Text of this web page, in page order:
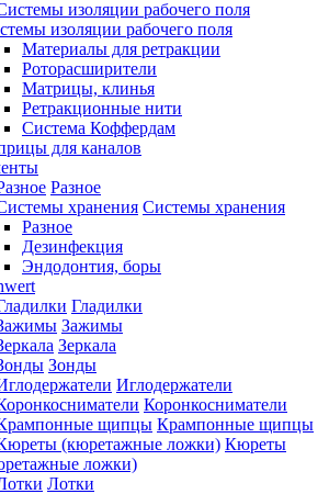
изоляции рабочего поля
Материалы для ретракции
Роторасширители
Матрицы, клинья
Ретракционные нити
Система Коффердам
для каналов
Разное
Системы хранения
Разное
Дезинфекция
Эндодонтия, боры
Гладилки
Зажимы
Зеркала
Зонды
Иглодержатели
Коронкосниматели
Крампонные щипцы
Кюреты
ложки)
Лотки